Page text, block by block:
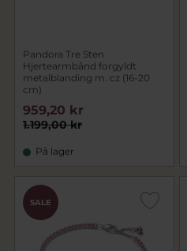
Pandora Tre Sten
Hjertearmbånd forgyldt
metalblanding m. cz (16-20
cm)
1.199,00 kr
959,20 kr
På lager
SALE